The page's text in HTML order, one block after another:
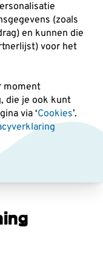
(zoals
en kunnen die
voor het
moment
die je ook kunt
via ‘Cookies’.